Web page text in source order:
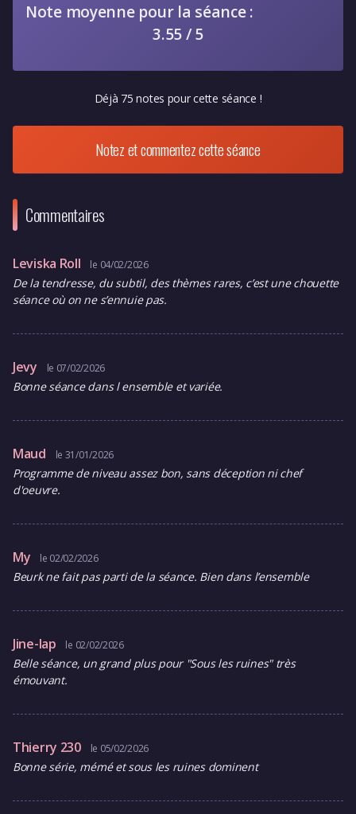
Note moyenne pour la séance :
3.55 / 5
Déjà 75 notes pour cette séance !
Notez et commentez cette séance
Commentaires
Leviska Roll le 04/02/2026
De la tendresse, du subtil, des thèmes rares, c’est une chouette
séance où on ne s’ennuie pas.
Jevy le 07/02/2026
Bonne séance dans l ensemble et variée.
Maud le 31/01/2026
Programme de niveau assez bon, sans déception ni chef
d'oeuvre.
My le 02/02/2026
Beurk ne fait pas parti de la séance. Bien dans l’ensemble
Jine-lap le 02/02/2026
Belle séance, un grand plus pour "Sous les ruines" très
émouvant.
Thierry 230 le 05/02/2026
Bonne série, mémé et sous les ruines dominent